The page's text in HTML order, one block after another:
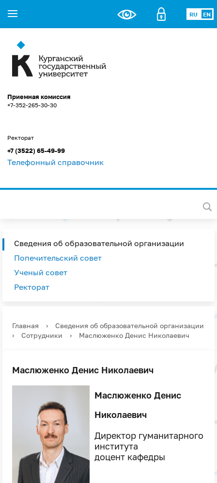
RU EN
Приемная комиссия
+7-352-265-30-30
Ректорат
+7 (3522) 65-49-99
Телефонный справочник
Сведения об образовательной организации
Попечительский совет
Ученый совет
Ректорат
Главная ›
Сведения об образовательной организации
›
Сотрудники › Маслюженко Денис Николаевич
Маслюженко Денис Николаевич
Маслюженко Денис
Николаевич
Директор гуманитарного
института
доцент кафедры